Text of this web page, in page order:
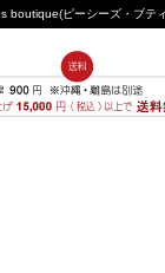
boutique(ピーシーズ・ブ